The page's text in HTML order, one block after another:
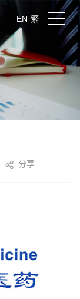
EN 繁
分享